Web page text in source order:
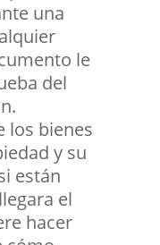
una
le
del
los bienes
y su
están
el
hacer